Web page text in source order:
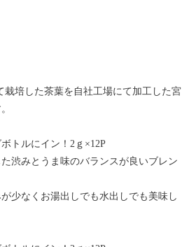
栽培した茶葉を自社工場にて加工した宮
トルにイン！2ｇ×12P
渋みとうま味のバランスが良いブレン
少なくお湯出しでも水出しでも美味し